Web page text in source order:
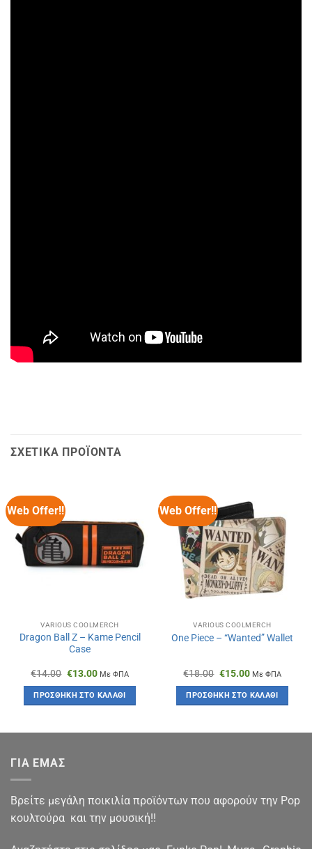
ΣΧΕΤΙΚΆ ΠΡΟΪΌΝΤΑ
Web Offer!!
VARIOUS COOLMERCH
Dragon Ball Z – Kame Pencil
Case
€14.00 Original
was:
€14.00.
€13.00Η
τιμή
είναι:
€13.00.
Με ΦΠΑ
ΠΡΟΣΘΉΚΗ ΣΤΟ ΚΑΛΆΘΙ
Web Offer!!
VARIOUS COOLMERCH
One Piece – “Wanted” Wallet
€18.00 Original
was:
€18.00.
€15.00Η
τιμή
είναι:
€15.00.
Με ΦΠΑ
ΠΡΟΣΘΉΚΗ ΣΤΟ ΚΑΛΆΘΙ
ΓΙΑ ΕΜΑΣ
Βρείτε μεγάλη ποικιλία προϊόντων που αφορούν την Pop
κουλτούρα και την μουσική!!